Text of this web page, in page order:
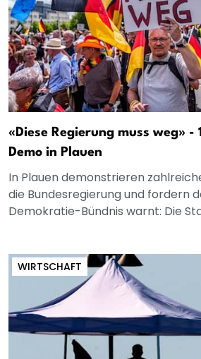
«Diese Regierung muss weg» -
Demo in Plauen
In Plauen demonstrieren
die Bundesregierung und fordern
Demokratie-Bündnis warnt: Die
WIRTSCHAFT